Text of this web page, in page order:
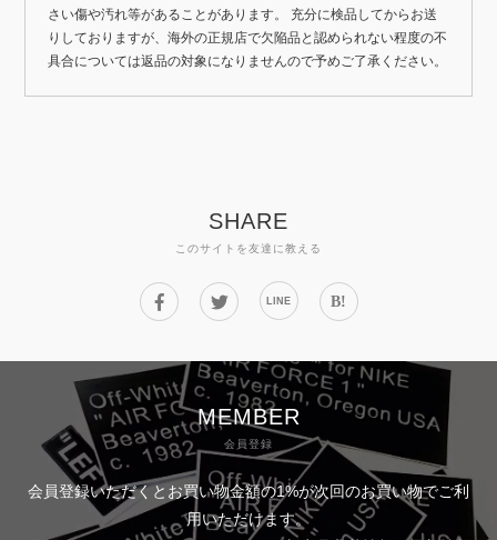
さい傷や汚れ等があることがあります。 充分に検品してからお送
りしておりますが、海外の正規店で欠陥品と認められない程度の不
具合については返品の対象になりませんので予めご了承ください。
SHARE
このサイトを友達に教える
LINE B!
MEMBER
会員登録
会員登録いただくとお買い物金額の1%が次回のお買い物でご利
用いただけます。